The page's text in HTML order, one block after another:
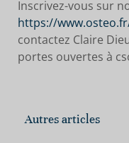
Inscrivez-vous sur
https://
contactez Claire
portes ouvertes à
Autres articles